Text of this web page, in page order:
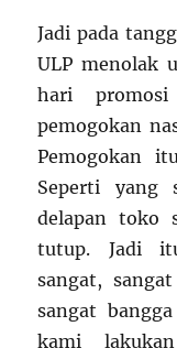
Jadi pada
ULP menolak
hari
pemogokan
Pemogokan
Seperti yang
delapan toko
tutup. Jadi
sangat,
sangat
kami